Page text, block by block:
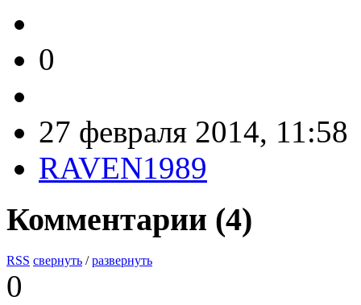
0
27 февраля 2014, 11:58
RAVEN1989
Комментарии (4)
RSS свернуть /развернуть
0